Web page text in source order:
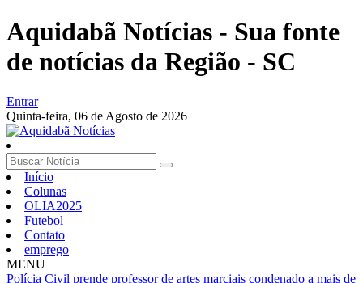
Aquidabã Notícias - Sua fonte
de notícias da Região - SC
Entrar
Quinta-feira, 06 de Agosto de 2026
Início
Colunas
OLIA2025
Futebol
Contato
emprego
MENU
Polícia Civil prende professor de artes marciais condenado a mais de